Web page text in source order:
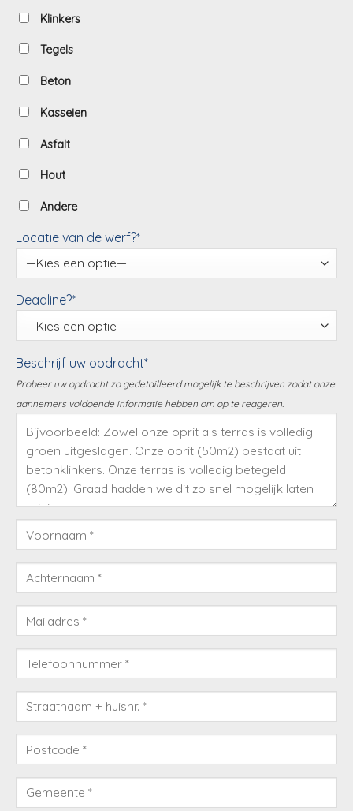
Klinkers
Tegels
Beton
Kasseien
Asfalt
Hout
Andere
Locatie van de werf?*
Deadline?*
Beschrijf uw opdracht*
Probeer uw opdracht zo gedetailleerd mogelijk te beschrijven zodat onze
aannemers voldoende informatie hebben om op te reageren.